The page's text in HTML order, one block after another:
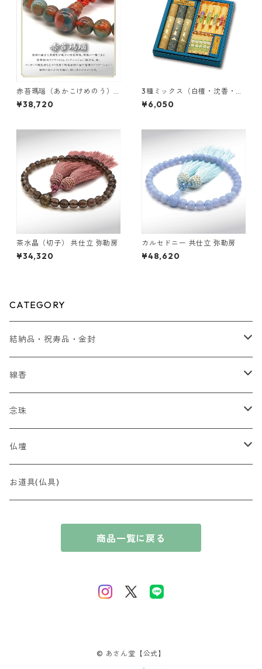
赤苔瑪瑙（あかこけめのう）
共仕立 弥勒房
¥38,720
3種ミックス（白檀・沈香・伽
羅） 3把（各1把） 蜜蝋絵ロー
ソローソク （9本）セット
¥6,050
茶水晶（切子） 共仕立 弥勒房
¥34,320
カルセドニー 共仕立 弥勒房
¥48,620
CATEGORY
結納品・祝寿品・金封
結納品
線香
贈り物
贈答用 ~5,000円
贈答用 ~7,000円
最高峰 時代（とき）の香
香木
摩黎（まれい）
淡紅梅（たんこうばい）
風情の香（ふぜいのかおり）
念珠
全宗派対応（略式）女性向け
全宗派対応（略式）男性向け
仏壇
コンパクト
お道具(仏具)
商品一覧に戻る
© あさん堂【公式】